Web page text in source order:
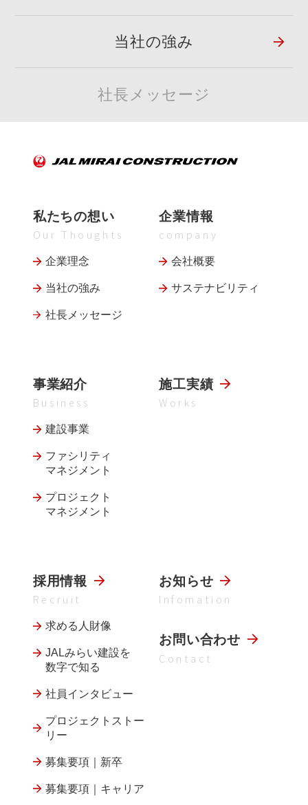
当社の強み
社長メッセージ
私たちの想い
Our Thoughts
企業理念
当社の強み
社長メッセージ
企業情報
company
会社概要
サステナビリティ
事業紹介
Business
建設事業
ファシリティ
マネジメント
プロジェクト
マネジメント
施工実績
Works
採用情報
Recruit
求める人財像
JALみらい建設を
数字で知る
社員インタビュー
プロジェクトストー
リー
募集要項｜新卒
募集要項｜キャリア
お知らせ
Infomation
お問い合わせ
Contact